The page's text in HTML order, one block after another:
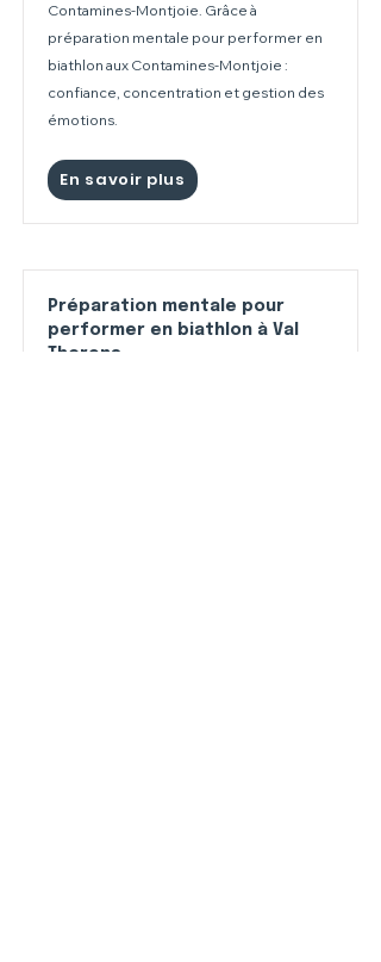
Contamines-Montjoie. Grâce à
préparation mentale pour performer en
biathlon aux Contamines-Montjoie :
confiance, concentration et gestion des
émotions.
En savoir plus
Préparation mentale pour
performer en biathlon à Val
Thorens